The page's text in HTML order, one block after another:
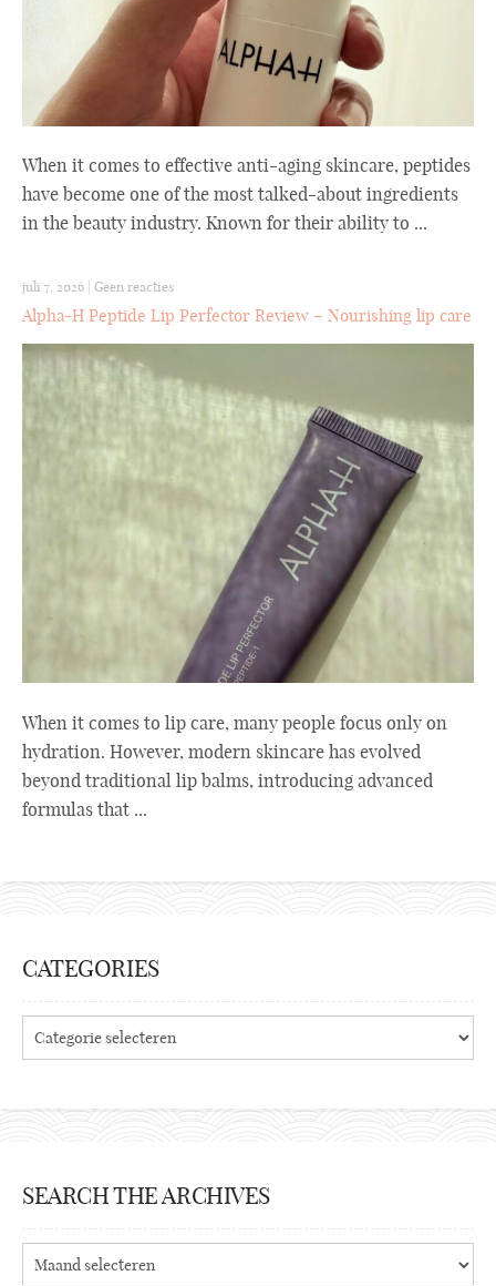
When it comes to effective anti-aging skincare, peptides
have become one of the most talked-about ingredients
in the beauty industry. Known for their ability to ...
juli 7, 2026 Geen reacties
Alpha-H Peptide Lip Perfector Review – Nourishing lip care
When it comes to lip care, many people focus only on
hydration. However, modern skincare has evolved
beyond traditional lip balms, introducing advanced
formulas that ...
CATEGORIES
SEARCH THE ARCHIVES
the